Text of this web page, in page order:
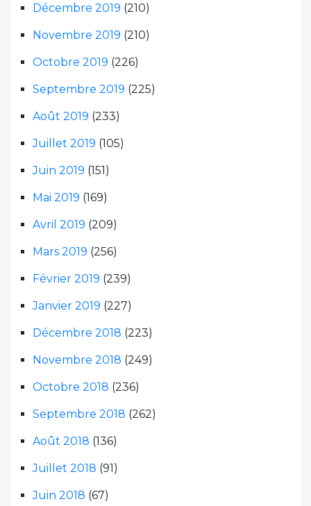
Décembre 2019 (210)
Novembre 2019 (210)
Octobre 2019 (226)
Septembre 2019 (225)
Août 2019 (233)
Juillet 2019 (105)
Juin 2019 (151)
Mai 2019 (169)
Avril 2019 (209)
Mars 2019 (256)
Février 2019 (239)
Janvier 2019 (227)
Décembre 2018 (223)
Novembre 2018 (249)
Octobre 2018 (236)
Septembre 2018 (262)
Août 2018 (136)
Juillet 2018 (91)
Juin 2018 (67)